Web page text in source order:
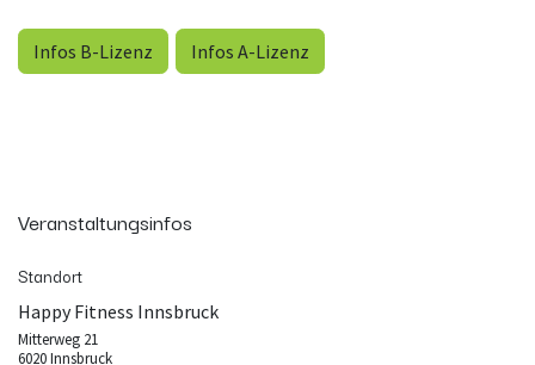
Infos B-Lizenz Infos A-Lizenz
Veranstaltungsinfos
Standort
Happy Fitness Innsbruck
Mitterweg 21
6020 Innsbruck